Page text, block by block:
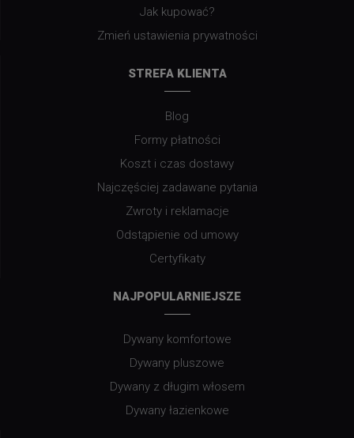
Jak kupować?
Zmień ustawienia prywatności
STREFA KLIENTA
Blog
Formy płatności
Koszt i czas dostawy
Najczęściej zadawane pytania
Zwroty i reklamacje
Odstąpienie od umowy
Certyfikaty
NAJPOPULARNIEJSZE
Dywany komfortowe
Dywany pluszowe
Dywany z długim włosem
Dywany łazienkowe